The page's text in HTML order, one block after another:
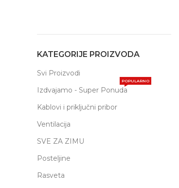
KATEGORIJE PROIZVODA
Svi Proizvodi
Izdvajamo - Super Ponuda
POPULARNO
Kablovi i priključni pribor
Ventilacija
SVE ZA ZIMU
Posteljine
Rasveta